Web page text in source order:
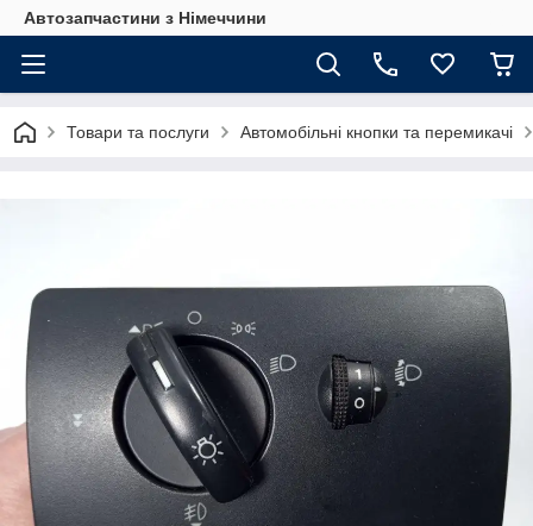
Автозапчастини з Німеччини
Товари та послуги Автомобільні кнопки та перемикачі